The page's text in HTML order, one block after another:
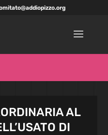
AL
DI